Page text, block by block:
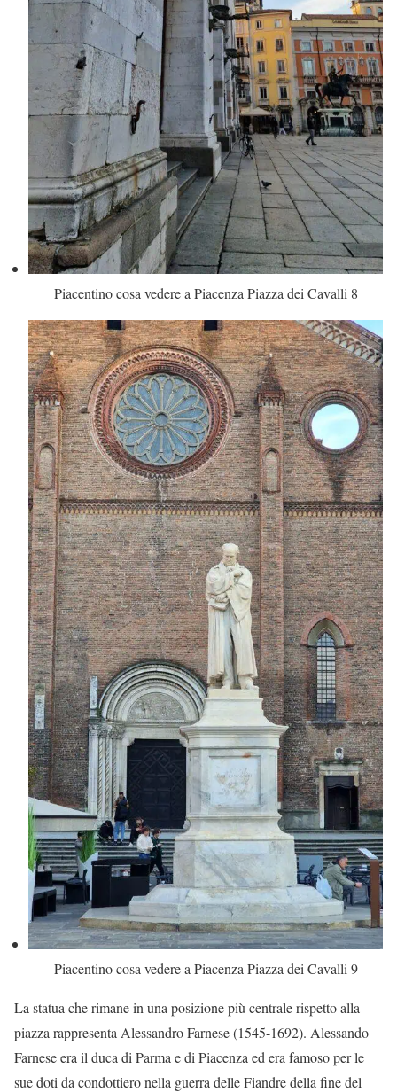
Piacentino cosa vedere a Piacenza Piazza dei Cavalli 8
Piacentino cosa vedere a Piacenza Piazza dei Cavalli 9
La statua che rimane in una posizione più centrale rispetto alla
piazza rappresenta Alessandro Farnese (1545-1692). Alessando
Farnese era il duca di Parma e di Piacenza ed era famoso per le
sue doti da condottiero nella guerra delle Fiandre della fine del